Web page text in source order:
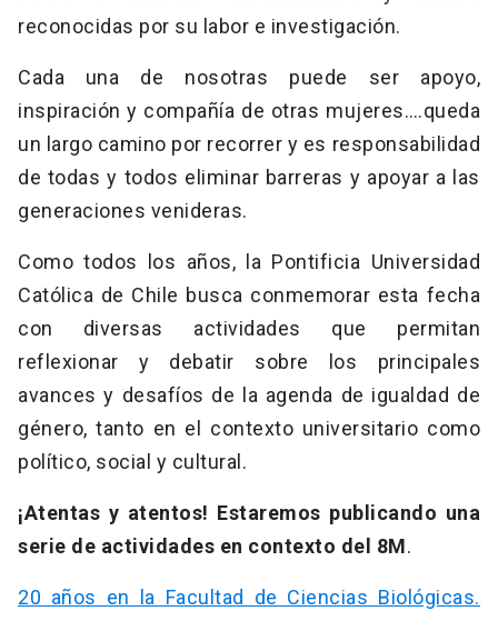
reconocidas por su labor e investigación.
Cada una de nosotras puede ser apoyo,
inspiración y compañía de otras mujeres….queda
un largo camino por recorrer y es responsabilidad
de todas y todos eliminar barreras y apoyar a las
generaciones venideras.
Como todos los años, la Pontificia Universidad
Católica de Chile busca conmemorar esta fecha
con diversas actividades que permitan
reflexionar y debatir sobre los principales
avances y desafíos de la agenda de igualdad de
género, tanto en el contexto universitario como
político, social y cultural.
¡Atentas y atentos! Estaremos publicando una
serie de actividades en contexto del 8M.
20 años en la Facultad de Ciencias Biológicas.